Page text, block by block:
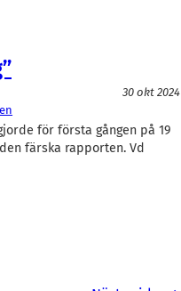
30 okt 2024
för första gången på 19
färska rapporten. Vd